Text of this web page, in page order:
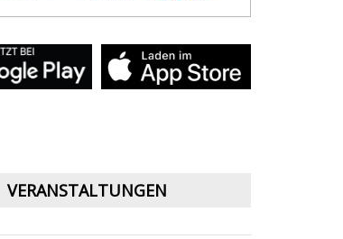
VERANSTALTUNGEN